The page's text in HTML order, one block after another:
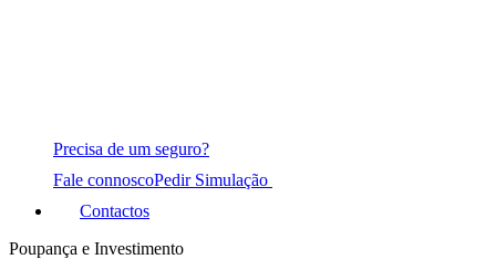
Precisa de um seguro?
Fale connoscoPedir Simulação
Contactos
Poupança e Investimento